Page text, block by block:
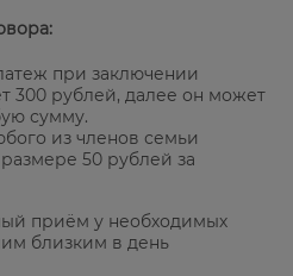
при заключении
300 рублей, далее он может
сумму.
из членов семьи
50 рублей за
приём у необходимых
близким в день